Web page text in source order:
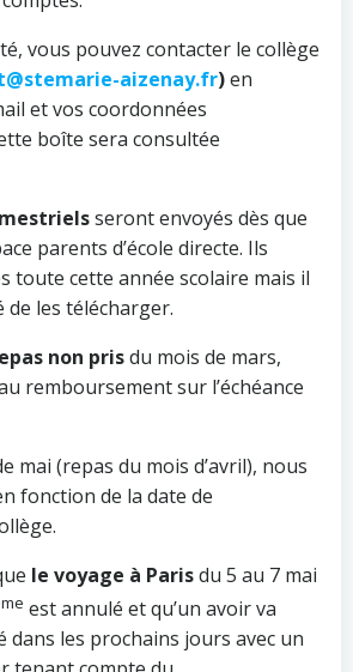
vous pouvez contacter le collège
aizenay.fr)en
et vos coordonnées
boîte sera consultée
seront envoyés dès que
parents d’école directe. Ils
toute cette année scolaire mais il
de les télécharger.
non prisdu mois de mars,
remboursement sur l’échéance
mai (repas du mois d’avril), nous
fonction de la date de
le voyage à Parisdu 5 au 7 mai
est annulé et qu’un avoir va
dans les prochains jours avec un